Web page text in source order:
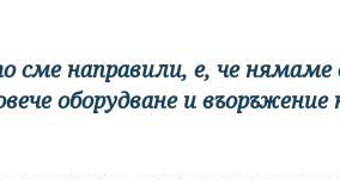
сме направили, е, че
оборудване и